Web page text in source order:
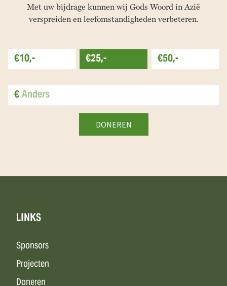
Met uw bijdrage kunnen wij Gods Woord in Azië
verspreiden en leefomstandigheden verbeteren.
€10,- €25,-
€50,-
€
LINKS
Sponsors
Projecten